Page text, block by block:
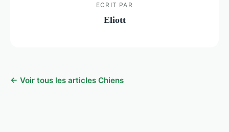
ECRIT PAR
Eliott
← Voir tous les articles Chiens